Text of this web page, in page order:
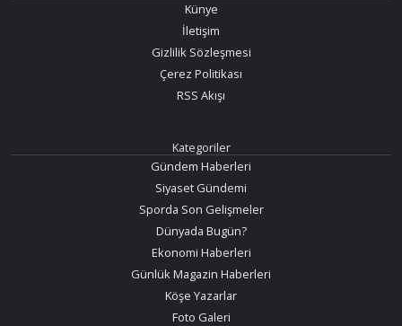
Künye
İletişim
Gizlilik Sözleşmesi
Çerez Politikası
RSS Akışı
Kategoriler
Gündem Haberleri
Siyaset Gündemi
Sporda Son Gelişmeler
Dünyada Bugün?
Ekonomi Haberleri
Günlük Magazin Haberleri
Köşe Yazarlar
Foto Galeri